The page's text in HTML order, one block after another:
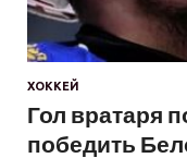
ХОККЕЙ
Гол вратаря
победить